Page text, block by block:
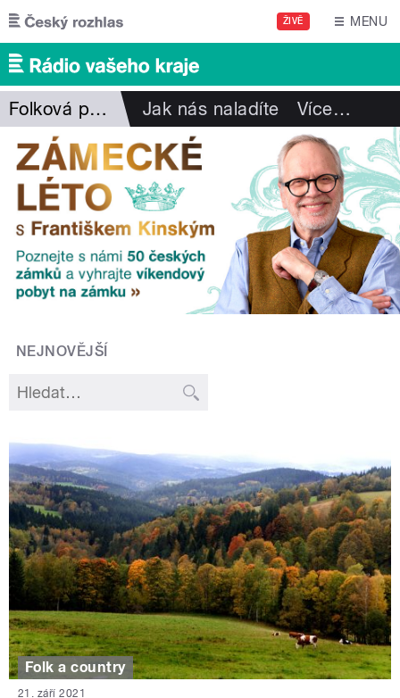
Přejít k hlavnímu obsahu
ŽIVĚ MENU
Folková pohlazení Jak nás naladíte Více…
NEJNOVĚJŠÍ
Folk a country
21. září 2021